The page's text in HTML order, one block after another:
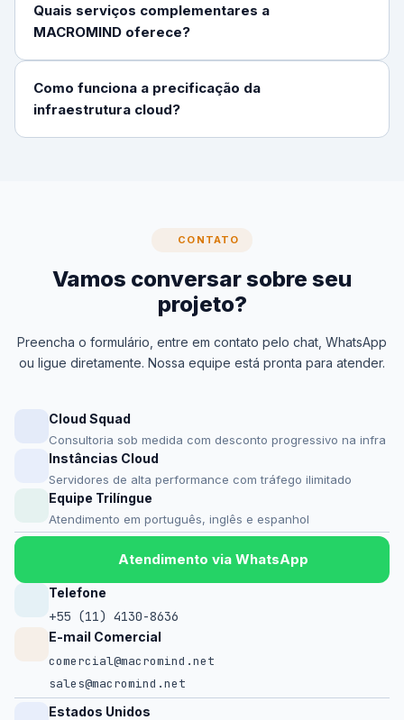
Quais serviços complementares a
MACROMIND oferece?
Como funciona a precificação da
infraestrutura cloud?
CONTATO
Vamos conversar sobre seu
projeto?
Preencha o formulário, entre em contato pelo chat, WhatsApp
ou ligue diretamente. Nossa equipe está pronta para atender.
Cloud Squad
Consultoria sob medida com desconto progressivo na infra
Instâncias Cloud
Servidores de alta performance com tráfego ilimitado
Equipe Trilíngue
Atendimento em português, inglês e espanhol
Atendimento via WhatsApp
Telefone
+55 (11) 4130-8636
E-mail Comercial
comercial@macromind.net
sales@macromind.net
Estados Unidos